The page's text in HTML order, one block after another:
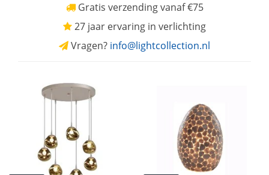
Gratis verzending vanaf €75
27 jaar ervaring in verlichting
Vragen? info@lightcollection.nl